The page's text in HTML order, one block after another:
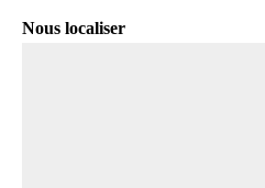
Nous localiser